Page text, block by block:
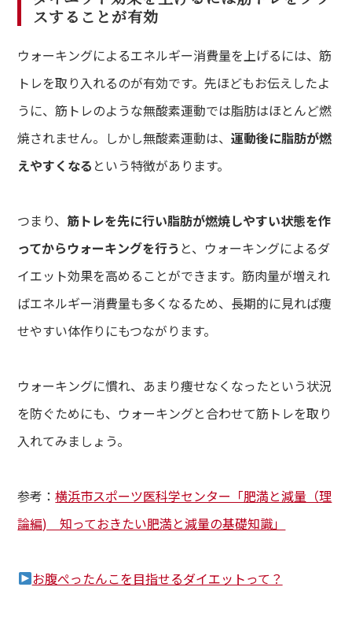
スすることが有効
ウォーキングによるエネルギー消費量を上げるには、筋
トレを取り入れるのが有効です。先ほどもお伝えしたよ
うに、筋トレのような無酸素運動では脂肪はほとんど燃
焼されません。しかし無酸素運動は、運動後に脂肪が燃
えやすくなる という特徴があります。
つまり、筋トレを先に行い脂肪が燃焼しやすい状態を作
ってからウォーキングを行う と、ウォーキングによるダ
イエット効果を高めることができます。筋肉量が増えれ
ばエネルギー消費量も多くなるため、長期的に見れば痩
せやすい体作りにもつながります。
ウォーキングに慣れ、あまり痩せなくなったという状況
を防ぐためにも、ウォーキングと合わせて筋トレを取り
入れてみましょう。
参考：横浜市スポーツ医科学センター「肥満と減量（理
論編) 知っておきたい肥満と減量の基礎知識」
お腹ぺったんこを目指せるダイエットって？